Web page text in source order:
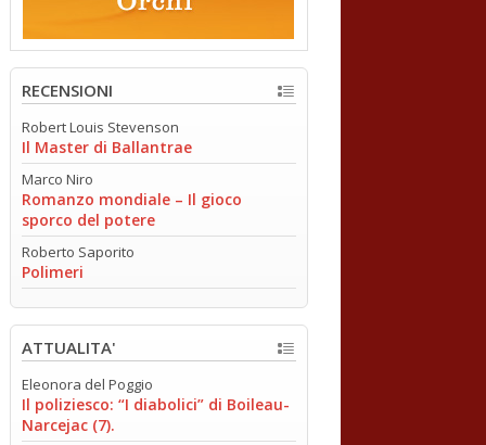
RECENSIONI
Robert Louis Stevenson
Il Master di Ballantrae
Marco Niro
Romanzo mondiale – Il gioco
sporco del potere
Roberto Saporito
Polimeri
ATTUALITA'
Eleonora del Poggio
Il poliziesco: “I diabolici” di Boileau-
Narcejac (7).